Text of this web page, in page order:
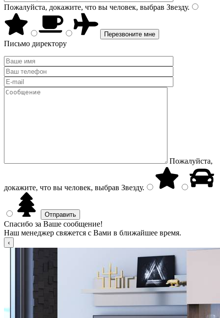
Пожалуйста, докажите, что вы человек, выбрав Звезду.
Письмо директору
Пожалуйста,
докажите, что вы человек, выбрав Звезду.
Спасибо за Ваше сообщение!
Наш менеджер свяжется с Вами в ближайшее время.